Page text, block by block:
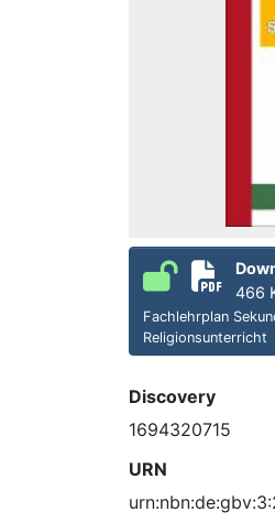
466
Fachlehrplan
Religionsunterricht
Discovery
1694320715
URN